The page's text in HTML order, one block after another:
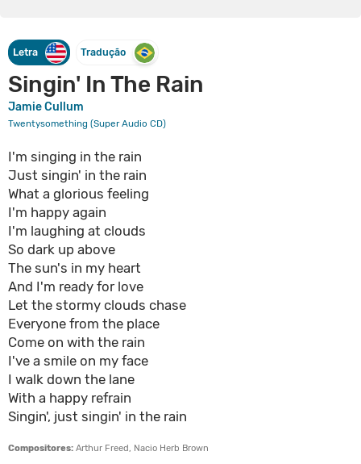
Letra Tradução
Singin' In The Rain
Jamie Cullum
Twentysomething (Super Audio CD)
I'm singing in the rain
Just singin' in the rain
What a glorious feeling
I'm happy again
I'm laughing at clouds
So dark up above
The sun's in my heart
And I'm ready for love
Let the stormy clouds chase
Everyone from the place
Come on with the rain
I've a smile on my face
I walk down the lane
With a happy refrain
Singin', just singin' in the rain
Compositores: Arthur Freed, Nacio Herb Brown